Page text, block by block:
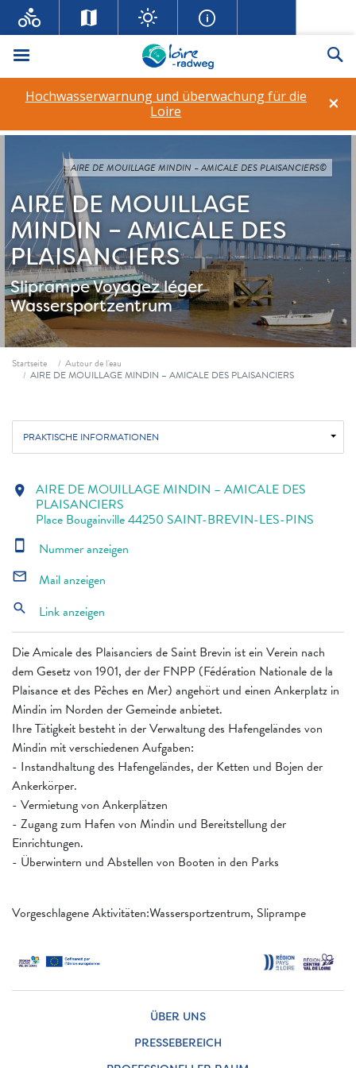
Menü
×
Hochwasserwarnung und überwachung für die
Loire
AIRE DE MOUILLAGE
MINDIN – AMICALE DES
PLAISANCIERS
SliprampeVoyagez léger
Wassersportzentrum
AIRE DE MOUILLAGE MINDIN – AMICALE DES PLAISANCIERS©
Fil d'ariane
Startseite
Autour de l'eau
AIRE DE MOUILLAGE MINDIN – AMICALE DES PLAISANCIERS
PRAKTISCHE INFORMATIONEN
Die Amicale des Plaisanciers de Saint Brevin ist ein Verein nach
dem Gesetz von 1901, der der FNPP (Fédération Nationale de la
Plaisance et des Pêches en Mer) angehört und einen Ankerplatz in
Mindin im Norden der Gemeinde anbietet.
Ihre Tätigkeit besteht in der Verwaltung des Hafengeländes von
Mindin mit verschiedenen Aufgaben:
- Instandhaltung des Hafengeländes, der Ketten und Bojen der
Ankerkörper.
- Vermietung von Ankerplätzen
- Zugang zum Hafen von Mindin und Bereitstellung der
Einrichtungen.
- Überwintern und Abstellen von Booten in den Parks
Vorgeschlagene Aktivitäten:Wassersportzentrum, Sliprampe
location_on AIRE DE MOUILLAGE MINDIN – AMICALE DES
PLAISANCIERS
Place Bougainville 44250 SAINT-BREVIN-LES-PINS
smartphone Nummer anzeigen
mail_outline Mail anzeigen
search Link anzeigen
ÜBER UNS
PRESSEBEREICH